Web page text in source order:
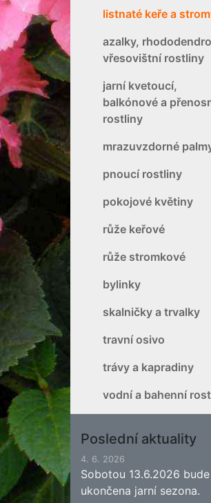
listnaté keře a
azalky,
vřesovištní rostliny
jarní kvetoucí,
balkónové a
rostliny
mrazuvzdorné
pnoucí rostliny
pokojové květiny
růže keřové
růže stromkové
bylinky
skalničky a trvalky
travní osivo
trávy a kapradiny
vodní a bahenní
Poslední aktuality
4. 6. 2026
Sobotou 13.6.2026 bude
ukončena jarní sezona.